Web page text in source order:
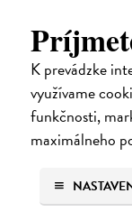
K prevádzke
využívame
funkčnosti,
maximálneho
Město a
Město a jeho
Murakamiho volně